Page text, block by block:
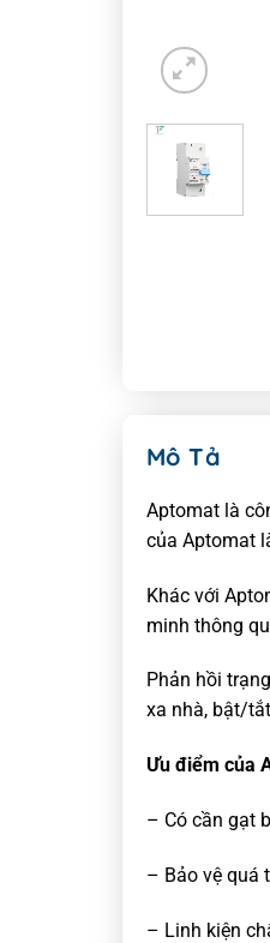
Mô Tả
Aptomat là
của Aptomat
Khác với
minh thông
Phản hồi
xa nhà, bật/
Ưu điểm của
– Có cần gạt
– Bảo vệ quá
– Linh kiện